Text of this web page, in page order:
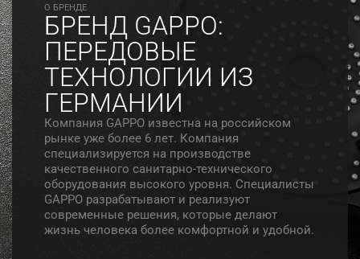
O БРЕНДЕ
БРЕНД GAPPO:
ПЕРЕДОВЫЕ
ТЕХНОЛОГИИ ИЗ
ГЕРМАНИИ
Компания GAPPO известна на российском
рынке уже более 6 лет. Компания
специализируется на производстве
качественного санитарно-технического
оборудования высокого уровня. Специалисты
GAPPO разрабатывают и реализуют
современные решения, которые делают
жизнь человека более комфортной и удобной.